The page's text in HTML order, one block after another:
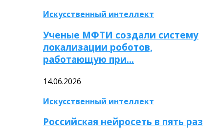
Искусственный интеллект
Ученые МФТИ создали систему
локализации роботов,
работающую при…
14.06.2026
Искусственный интеллект
Российская нейросеть в пять раз